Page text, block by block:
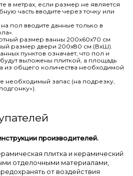
в метрах, если размер не является
часть вводите через точку или
пол вводите данные только в
размер ванны 200х60х70 см
размер двери 200х80 см (ВхШ).
пунктов означает, что пол и
выложены плиткой, а площадь
из общего количества необходимой
необходимый запас (на подрезку,
производителей.
плитка и керамический
отделочными материалами,
от воздействия